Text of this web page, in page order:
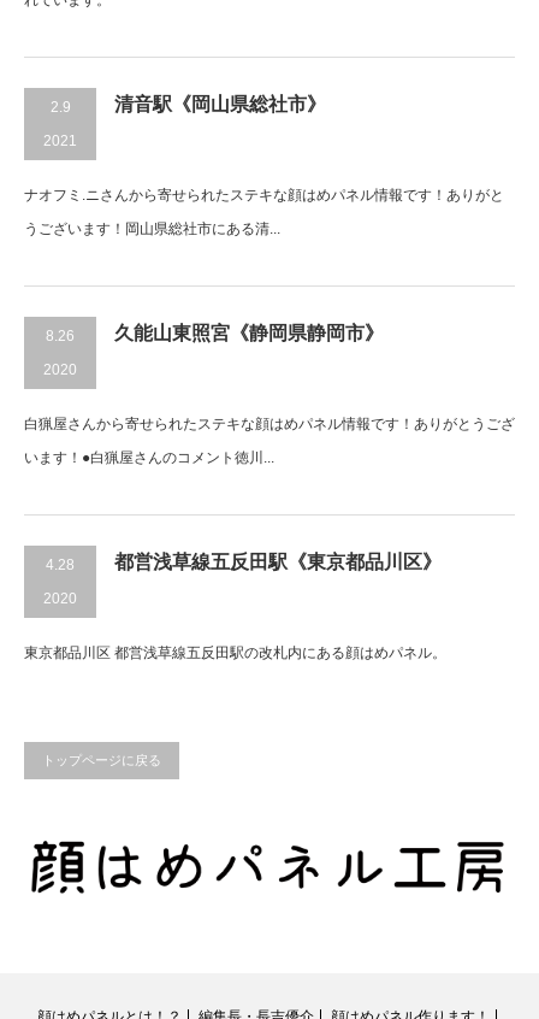
2.9
2021
清音駅《岡山県総社市》
ナオフミ.ニさんから寄せられたステキな顔はめパネル情報です！ありがと
うございます！岡山県総社市にある清...
8.26
2020
久能山東照宮《静岡県静岡市》
白猟屋さんから寄せられたステキな顔はめパネル情報です！ありがとうござ
います！●白猟屋さんのコメント徳川...
4.28
2020
都営浅草線五反田駅《東京都品川区》
東京都品川区 都営浅草線五反田駅の改札内にある顔はめパネル。
トップページに戻る